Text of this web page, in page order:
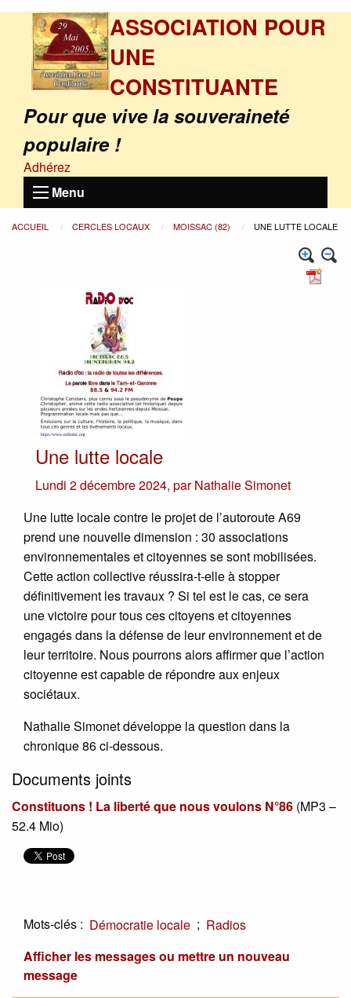
ASSOCIATION POUR
UNE
CONSTITUANTE
Pour que vive la souveraineté
populaire !
Adhérez
Menu
ACCUEIL CERCLES LOCAUX MOISSAC (82) UNE LUTTE LOCALE
Une lutte locale
Lundi 2 décembre 2024, parNathalie Simonet
Une lutte locale contre le projet de l’autoroute A69
prend une nouvelle dimension : 30 associations
environnementales et citoyennes se sont mobilisées.
Cette action collective réussira-t-elle à stopper
définitivement les travaux ? Si tel est le cas, ce sera
une victoire pour tous ces citoyens et citoyennes
engagés dans la défense de leur environnement et de
leur territoire. Nous pourrons alors affirmer que l’action
citoyenne est capable de répondre aux enjeux
sociétaux.
Nathalie Simonet développe la question dans la
chronique 86 ci-dessous.
Documents joints
Constituons ! La liberté que nous voulons N°86 (MP3 –
52.4 Mio)
Mots-clés : Démocratie locale ; Radios
Afficher les messages ou mettre un nouveau
message